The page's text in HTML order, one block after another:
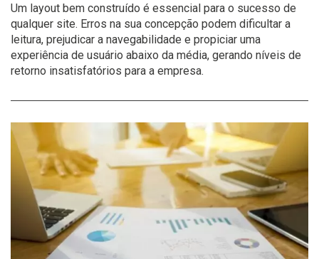
Um layout bem construído é essencial para o sucesso de
qualquer site. Erros na sua concepção podem dificultar a
leitura, prejudicar a navegabilidade e propiciar uma
experiência de usuário abaixo da média, gerando níveis de
retorno insatisfatórios para a empresa.